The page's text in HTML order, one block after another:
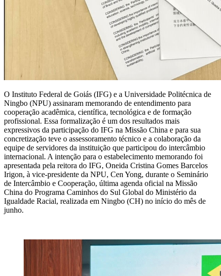
O Instituto Federal de Goiás (IFG) e a Universidade Politécnica de
Ningbo (NPU) assinaram memorando de entendimento para
cooperação acadêmica, científica, tecnológica e de formação
profissional. Essa formalização é um dos resultados mais
expressivos da participação do IFG na Missão China e para sua
concretização teve o assessoramento técnico e a colaboração da
equipe de servidores da instituição que participou do intercâmbio
internacional. A intenção para o estabelecimento memorando foi
apresentada pela reitora do IFG, Oneida Cristina Gomes Barcelos
Irigon, à vice-presidente da NPU, Cen Yong, durante o Seminário
de Intercâmbio e Cooperação, última agenda oficial na Missão
China do Programa Caminhos do Sul Global do Ministério da
Igualdade Racial, realizada em Ningbo (CH) no início do mês de
junho.